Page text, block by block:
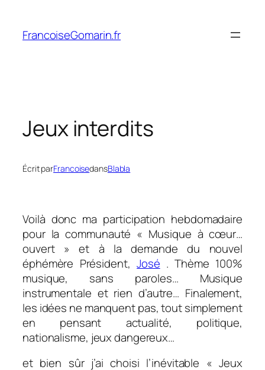
contenu
FrancoiseGomarin.fr
Jeux interdits
Écrit parFrancoisedansBlabla
Voilà donc ma participation hebdomadaire
pour la communauté « Musique à cœur…
ouvert » et à la demande du nouvel
éphémère Président,José . Thème 100%
musique, sans paroles… Musique
instrumentale et rien d’autre… Finalement,
les idées ne manquent pas, tout simplement
en pensant actualité, politique,
nationalisme, jeux dangereux…
et bien sûr j’ai choisi l’inévitable « Jeux